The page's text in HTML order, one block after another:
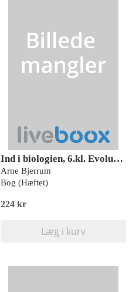
Ind i biologien, 6.kl. Evolution
Arne Bjerrum
Bog (Hæftet)
224 kr
Læg i kurv